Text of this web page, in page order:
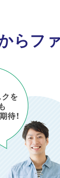
らフ
を
待！
国内
（成長